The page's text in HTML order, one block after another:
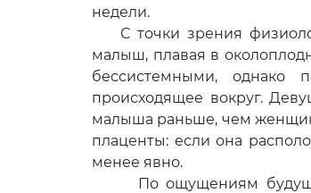
недели.
С точки зрения
малыш, плавая в
бессистемными, однако
происходящее вокруг.
малыша раньше, чем
плаценты: если она
менее явно.
По ощущениям будущей